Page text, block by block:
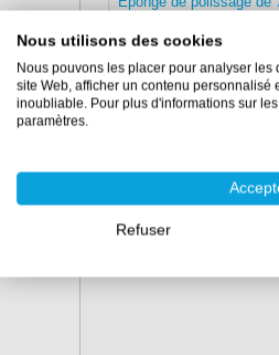
Chiffon de polissage
Vous pouvezcompléter
Nous utilisons des cookies
Nous pouvons les placer pour analyser
site Web, afficher un contenu personnalisé
inoubliable. Pour plus d'informations sur
paramètres.
Refuser